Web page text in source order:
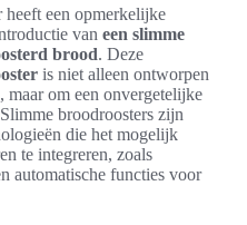
een opmerkelijke
van een slimme
brood. Deze
is niet alleen ontworpen
maar om een onvergetelijke
broodroosters zijn
die het mogelijk
te integreren, zoals
automatische functies voor